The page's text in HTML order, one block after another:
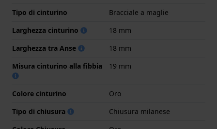
Tipo di cinturino
Bracciale a maglie
Larghezza cinturino
18 mm
Larghezza tra Anse
18 mm
Misura cinturino alla fibbia
19 mm
Colore cinturino
Oro
Tipo di chiusura
Chiusura milanese